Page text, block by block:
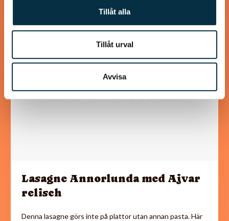
Tillåt alla
Tillåt urval
Avvisa
Lasagne Annorlunda med Ajvar
relisch
Denna lasagne görs inte på plattor utan annan pasta. Här